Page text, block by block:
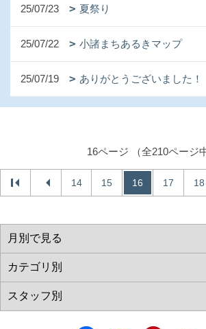
25/07/23 夏祭り
25/07/22 小諸まちあるきマップ
25/07/19 ありがとうございました！
16ページ （全210ページ
14 15 16 17 18